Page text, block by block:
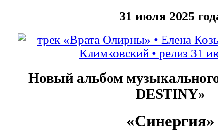
31 июля 2025
Новый альбом
DESTINY»
«Синергия»